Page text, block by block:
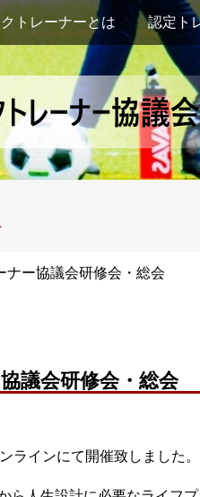
トレーナーとは 認定ト
ナー協議会研修会・総会
議会研修会・総会
ラインにて開催致しました。